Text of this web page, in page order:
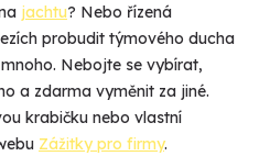
jachtu? Nebo řízená
probudit týmového ducha
Nebojte se vybírat,
a zdarma vyměnit za jiné.
krabičku nebo vlastní
Zážitky pro firmy.